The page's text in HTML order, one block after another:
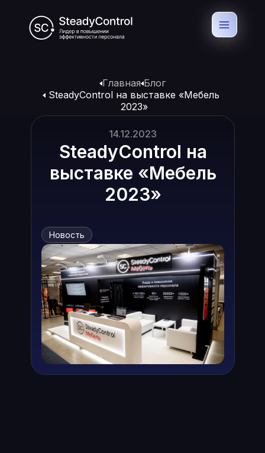
14.12.2023
SteadyControl на
выставке «Мебель
2023»
Новость
Главная Блог
SteadyControl на выставке «Мебель
2023»